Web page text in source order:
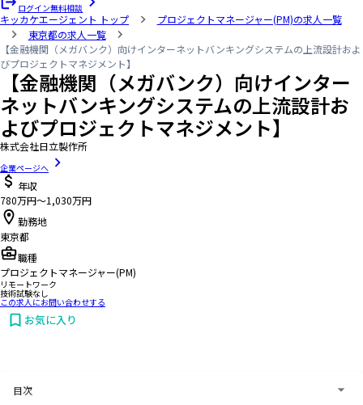
ログイン無料相談
キッカケエージェント トップ
プロジェクトマネージャー(PM)の求人一覧
東京都の求人一覧
【金融機関（メガバンク）向けインターネットバンキングシステムの上流設計およ
びプロジェクトマネジメント】
【金融機関（メガバンク）向けインター
ネットバンキングシステムの上流設計お
よびプロジェクトマネジメント】
株式会社日立製作所
企業ページへ
年収
780万円〜1,030万円
勤務地
東京都
職種
プロジェクトマネージャー(PM)
リモートワーク
技術試験なし
この求人にお問い合わせする
お気に入り
目次